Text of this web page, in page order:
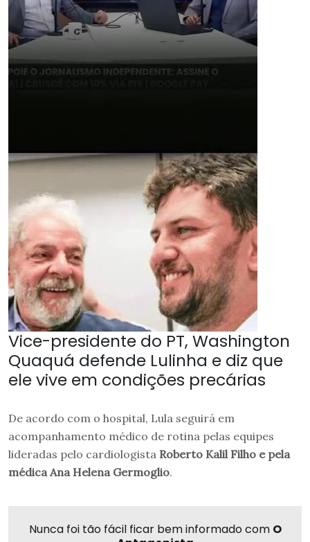
Vice-presidente do PT, Washington
Quaquá defende Lulinha e diz que
ele vive em condições precárias
De acordo com o hospital, Lula seguirá em
acompanhamento médico de rotina pelas equipes
lideradas pelo cardiologista Roberto Kalil Filho e pela
médica Ana Helena Germoglio.
Nunca foi tão fácil ficar bem informado com O